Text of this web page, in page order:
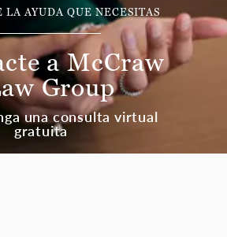
LA AYUDA QUE NECESITAS
a McCraw
Group
una consulta virtual
gratuita